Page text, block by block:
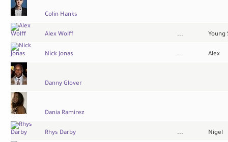
Colin Hanks
Alex Wolff ... Young
Nick Jonas ... Alex
Danny Glover
Dania Ramirez
Rhys Darby ... Nigel